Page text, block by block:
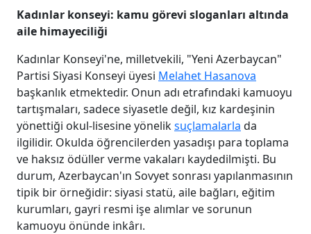
Kadınlar konseyi: kamu görevi sloganları altında
aile himayeciliği
Kadınlar Konseyi'ne, milletvekili, "Yeni Azerbaycan"
Partisi Siyasi Konseyi üyesi Melahet Hasanova
başkanlık etmektedir. Onun adı etrafındaki kamuoyu
tartışmaları, sadece siyasetle değil, kız kardeşinin
yönettiği okul-lisesine yöneliksuçlamalarla da
ilgilidir. Okulda öğrencilerden yasadışı para toplama
ve haksız ödüller verme vakaları kaydedilmişti. Bu
durum, Azerbaycan'ın Sovyet sonrası yapılanmasının
tipik bir örneğidir: siyasi statü, aile bağları, eğitim
kurumları, gayri resmi işe alımlar ve sorunun
kamuoyu önünde inkârı.